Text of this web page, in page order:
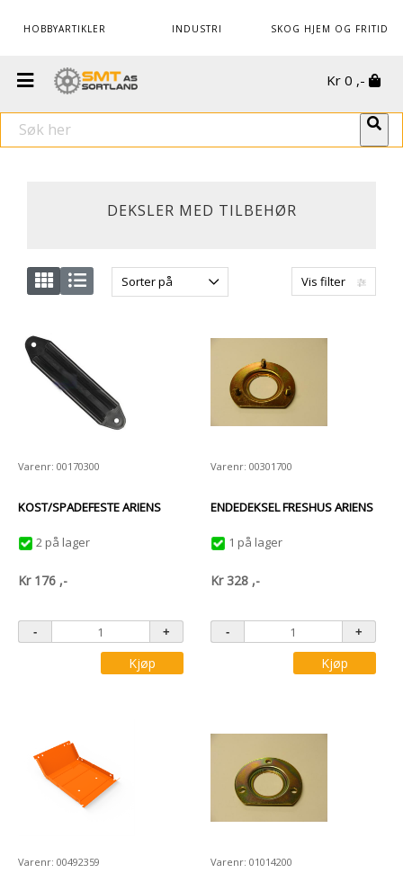
HOBBYARTIKLER INDUSTRI SKOG HJEM OG FRITID
Kr 0 ,-
DEKSLER MED TILBEHØR
Vis filter
Sorter på
Varenr: 00170300
KOST/SPADEFESTE ARIENS
2 på lager
Kr 176 ,-
Kjøp
Varenr: 00301700
ENDEDEKSEL FRESHUS ARIENS
1 på lager
Kr328 ,-
Kjøp
Varenr: 00492359 Varenr: 01014200